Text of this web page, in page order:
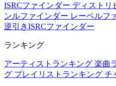
ISRCファインダー ディストリ
ンルファインダー レーベルフ
逆引きISRCファインダー
ランキング
アーティストランキング 楽曲
グ プレイリストランキング チ